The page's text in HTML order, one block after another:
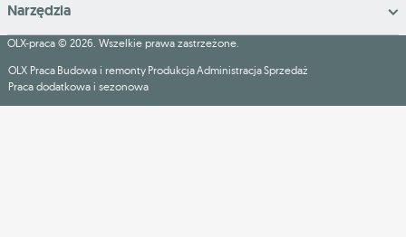
Narzędzia
OLX-praca © 2026. Wszelkie prawa zastrzeżone.
OLX Praca Budowa i remonty ProdukcjaAdministracjaSprzedaż
Praca dodatkowa i sezonowa